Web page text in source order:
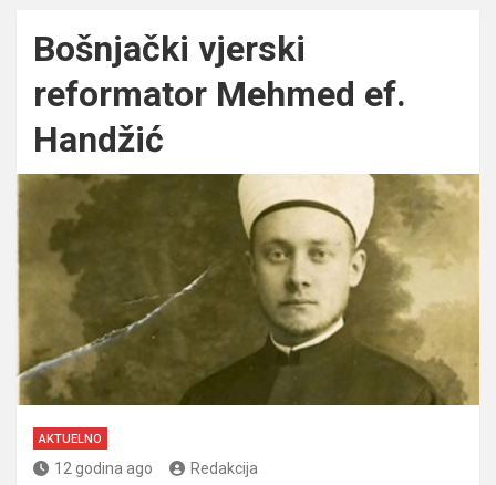
Bošnjački vjerski
reformator Mehmed ef.
Handžić
AKTUELNO
12 godina ago Redakcija